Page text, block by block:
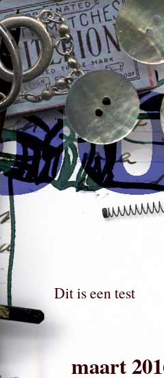
Dit is een test
maart